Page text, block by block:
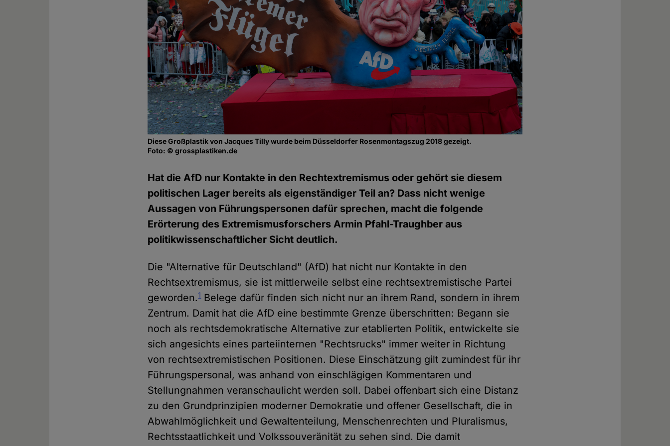
Diese Großplastik von Jacques Tilly wurde beim Düsseldorfer Rosenmontagszug 2018 gezeigt.
Foto: © grossplastiken.de
Hat die AfD nur Kontakte in den Rechtextremismus oder gehört sie diesem
politischen Lager bereits als eigenständiger Teil an? Dass nicht wenige
Aussagen von Führungspersonen dafür sprechen, macht die folgende
Erörterung des Extremismusforschers Armin Pfahl-Traughber aus
politikwissenschaftlicher Sicht deutlich.
Die "Alternative für Deutschland" (AfD) hat nicht nur Kontakte in den
Rechtsextremismus, sie ist mittlerweile selbst eine rechtsextremistische Partei
geworden.1Belege dafür finden sich nicht nur an ihrem Rand, sondern in ihrem
Zentrum. Damit hat die AfD eine bestimmte Grenze überschritten: Begann sie
noch als rechtsdemokratische Alternative zur etablierten Politik, entwickelte sie
sich angesichts eines parteiinternen "Rechtsrucks" immer weiter in Richtung
von rechtsextremistischen Positionen. Diese Einschätzung gilt zumindest für ihr
Führungspersonal, was anhand von einschlägigen Kommentaren und
Stellungnahmen veranschaulicht werden soll. Dabei offenbart sich eine Distanz
zu den Grundprinzipien moderner Demokratie und offener Gesellschaft, die in
Abwahlmöglichkeit und Gewaltenteilung, Menschenrechten und Pluralismus,
Rechtsstaatlichkeit und Volkssouveränität zu sehen sind. Die damit